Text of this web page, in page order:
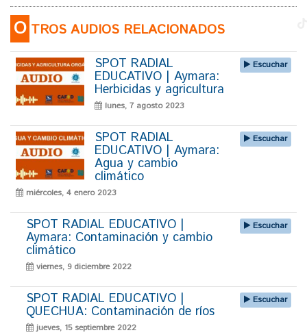
O TROS AUDIOS RELACIONADOS
SPOT RADIAL
EDUCATIVO | Aymara:
Herbicidas y agricultura
lunes, 7 agosto 2023
Escuchar
SPOT RADIAL
EDUCATIVO | Aymara:
Agua y cambio
climático
miércoles, 4 enero 2023
Escuchar
SPOT RADIAL EDUCATIVO |
Aymara: Contaminación y cambio
climático
viernes, 9 diciembre 2022
Escuchar
SPOT RADIAL EDUCATIVO |
QUECHUA: Contaminación de ríos
jueves, 15 septiembre 2022
Escuchar